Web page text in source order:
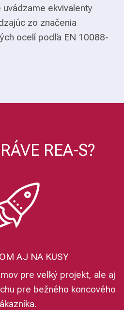
ekvivalenty
zo značenia
ocelí podľa EN 10088-
REA-S?
AJ NA KUSY
pre veľký projekt, ale aj
pre bežného koncového